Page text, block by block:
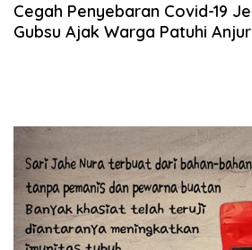
Cegah Penyebaran Covid-19
Gubsu Ajak Warga Patuhi